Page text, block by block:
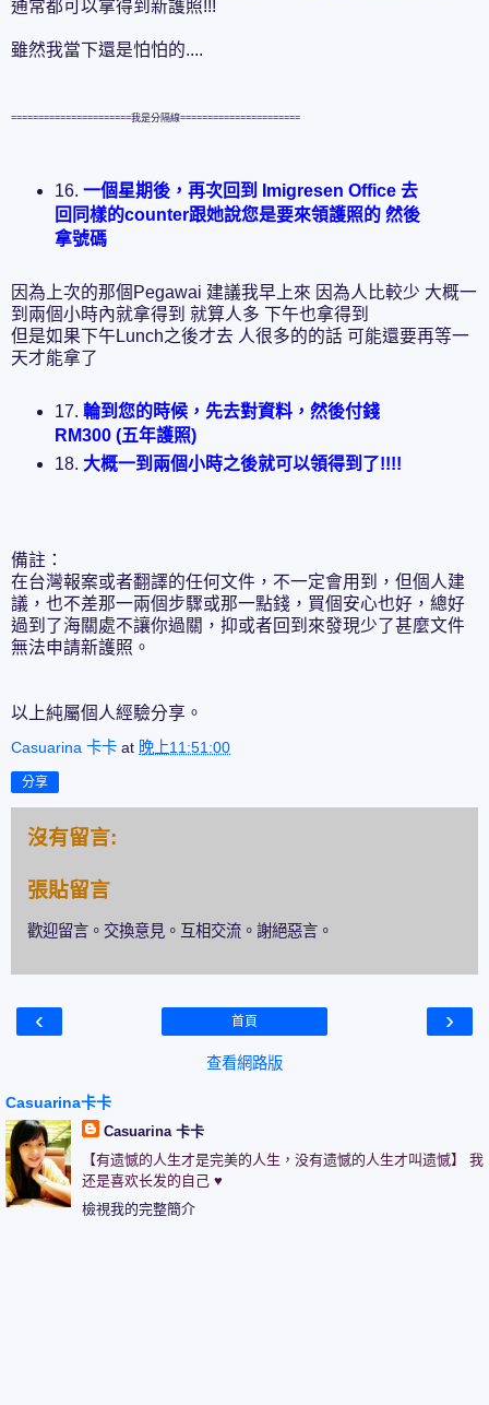
通常都可以拿得到新護照!!!
雖然我當下還是怕怕的....
======================我是分隔線======================
16. 一個星期後，再次回到 Imigresen Office 去
回同樣的counter跟她說您是要來領護照的 然後
拿號碼
因為上次的那個Pegawai 建議我早上來 因為人比較少 大概一
到兩個小時內就拿得到 就算人多 下午也拿得到
但是如果下午Lunch之後才去 人很多的的話 可能還要再等一
天才能拿了
17. 輪到您的時候，先去對資料，然後付錢
RM300 (五年護照)
18. 大概一到兩個小時之後就可以領得到了!!!!
備註：
在台灣報案或者翻譯的任何文件，不一定會用到，但個人建
議，也不差那一兩個步驟或那一點錢，買個安心也好，總好
過到了海關處不讓你過關，抑或者回到來發現少了甚麼文件
無法申請新護照。
以上純屬個人經驗分享。
Casuarina 卡卡 at 晚上11:51:00
分享
沒有留言:
張貼留言
歡迎留言。交換意見。互相交流。謝絕惡言。
‹ ›
首頁
查看網路版
Casuarina卡卡
Casuarina 卡卡
【有遗憾的人生才是完美的人生，没有遗憾的人生才叫遗憾】 我
还是喜欢长发的自己 ♥
檢視我的完整簡介